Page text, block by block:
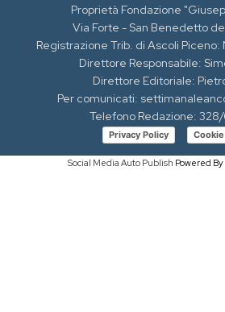
Proprietà Fondazione
Via Forte - San Benedetto
Registrazione Trib. di Ascoli Piceno:
Direttore Responsabile:
Direttore Editoriale:
Per comunicati:
Telefono Redazione:
Privacy Policy
Social Media Auto Publish Powered By